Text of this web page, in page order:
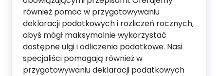
również pomoc w przygotowywaniu
deklaracji podatkowych i rozliczeń rocznych,
abyś mógł maksymalnie wykorzystać
dostępne ulgi i odliczenia podatkowe. Nasi
specjaliści pomagają również w
przygotowywaniu deklaracji podatkowych